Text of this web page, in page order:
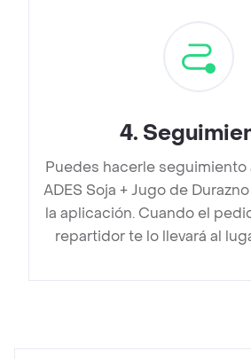
4.
Puedes hacerle
ADES Soja + Jugo de
la aplicación. Cuando el
repartidor te lo llevará al